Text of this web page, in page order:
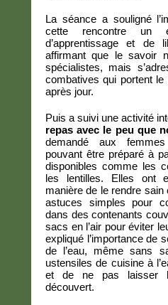
La séance a souligné
cette rencontre
d’apprentissage et de
affirmant que le savoir
spécialistes, mais
combatives qui portent
après jour.
Puis a suivi une activité
repas avec le peu que
demandé aux
pouvant être préparé à
disponibles comme les
les lentilles. Elles ont
manière de le rendre sain
astuces simples pour
dans des contenants
sacs en l’air pour éviter
expliqué l’importance de
de l’eau, même sans
ustensiles de cuisine à
et de ne pas laisser
découvert.